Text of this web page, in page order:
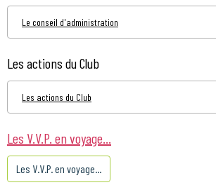
Le conseil d'administration
Les actions du Club
Les actions du Club
Les V.V.P. en voyage...
Les V.V.P. en voyage...